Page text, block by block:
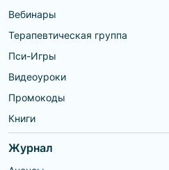
Вебинары
Терапевтическая группа
Пси-Игры
Видеоуроки
Промокоды
Книги
Журнал